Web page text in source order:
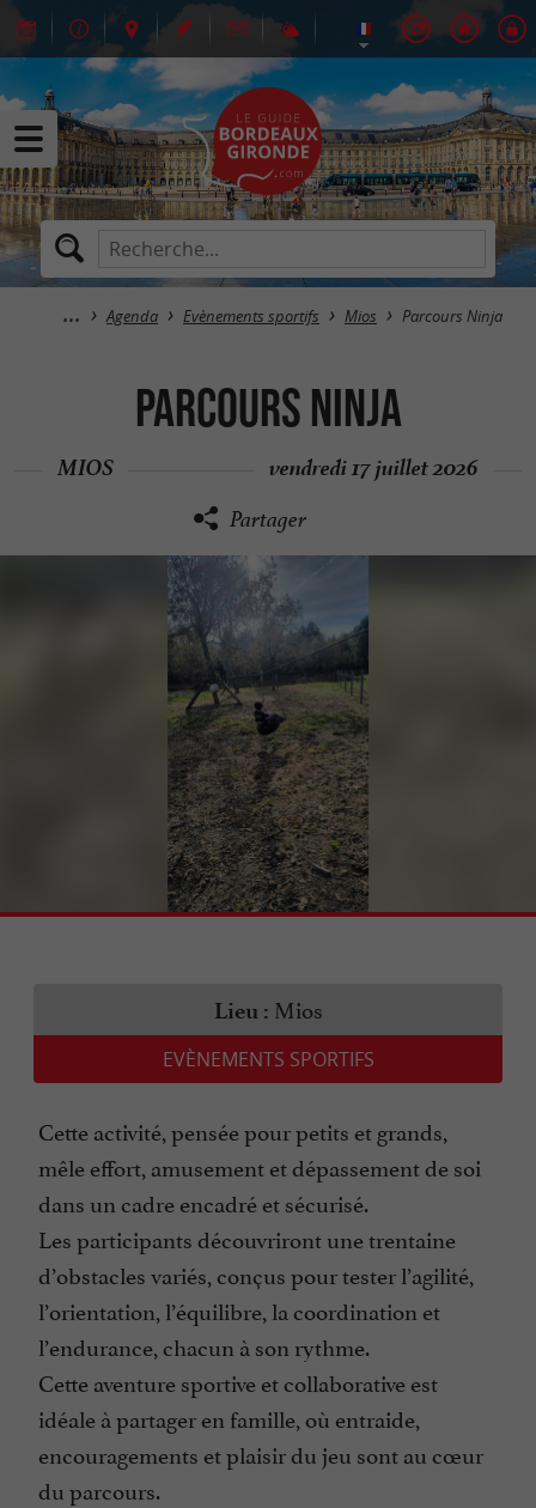
Agenda Evènements sportifs Mios Parcours Ninja
Parcours Ninja
MIOS vendredi 17 juillet 2026
Partager
Lieu : Mios
EVÈNEMENTS SPORTIFS
Cette activité, pensée pour petits et grands,
mêle effort, amusement et dépassement de soi
dans un cadre encadré et sécurisé.
Les participants découvriront une trentaine
d’obstacles variés, conçus pour tester l’agilité,
l’orientation, l’équilibre, la coordination et
l’endurance, chacun à son rythme.
Cette aventure sportive et collaborative est
idéale à partager en famille, où entraide,
encouragements et plaisir du jeu sont au cœur
du parcours.